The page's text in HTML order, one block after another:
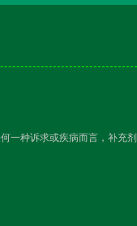
一种诉求或疾病而言，补充剂